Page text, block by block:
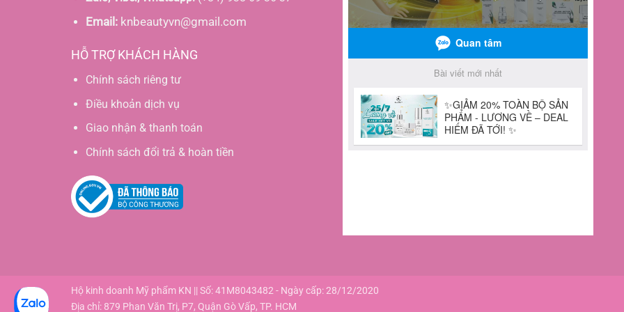
Email:knbeautyvn@gmail.com
HỖ TRỢ KHÁCH HÀNG
Chính sách riêng tư
Điều khoản dịch vụ
Giao nhận & thanh toán
Chính sách đổi trả & hoàn tiền
Hộ kinh doanh Mỹ phẩm KN || Số: 41M8043482 - Ngày cấp: 28/12/2020
Địa chỉ: 879 Phan Văn Trị, P7, Quận Gò Vấp, TP. HCM